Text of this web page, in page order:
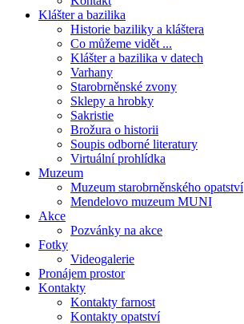
Klášter a bazilika
Historie baziliky a kláštera
Co můžeme vidět ...
Klášter a bazilika v datech
Varhany
Starobrněnské zvony
Sklepy a hrobky
Sakristie
Brožura o historii
Soupis odborné literatury
Virtuální prohlídka
Muzeum
Muzeum starobrněnského opatství
Mendelovo muzeum MUNI
Akce
Pozvánky na akce
Fotky
Videogalerie
Pronájem prostor
Kontakty
Kontakty farnost
Kontakty opatství